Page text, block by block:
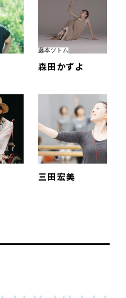
藤本ツトム
森田かずよ
三田宏美